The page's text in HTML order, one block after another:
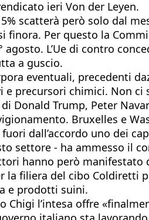
ieri Von der Leyen.
scatterà però solo dal
finora. Per questo la
L’Ue di contro
a guscio.
eventuali, precedenti
precursori chimici. Non ci
Donald Trump, Peter
Bruxelles e
dall’accordo uno dei
settore - ha ammesso il
hanno però
la filiera del cibo Coldiretti
e prodotti suini.
Chigi l’intesa offre